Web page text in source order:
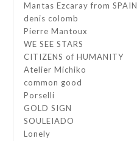
Mantas Ezcaray from SPAIN
denis colomb
Pierre Mantoux
WE SEE STARS
CITIZENS of HUMANITY
Atelier Michiko
common good
Porselli
GOLD SIGN
SOULEIADO
Lonely